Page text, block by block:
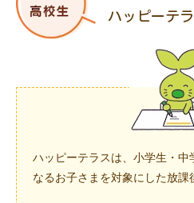
ハッピーテ
ハッピーテラスは、小学生・中
なるお子さまを対象にした放課